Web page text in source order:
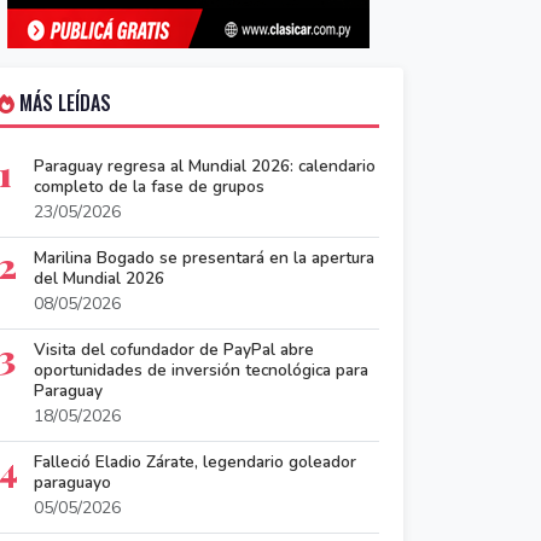
MÁS LEÍDAS
Paraguay regresa al Mundial 2026: calendario
completo de la fase de grupos
23/05/2026
Marilina Bogado se presentará en la apertura
del Mundial 2026
08/05/2026
Visita del cofundador de PayPal abre
oportunidades de inversión tecnológica para
Paraguay
18/05/2026
Falleció Eladio Zárate, legendario goleador
paraguayo
05/05/2026